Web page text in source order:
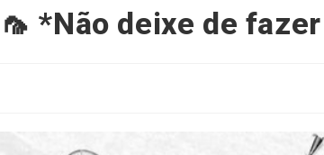
*Não deixe de